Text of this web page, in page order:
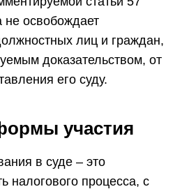
освобождает
лиц и граждан,
доказательством, от
его суду.
участия
в суде – это
налогового процесса, с